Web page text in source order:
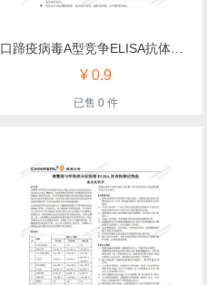
口蹄疫病毒A型竞争ELISA抗体检测试剂盒（纳百）
¥ 0.9
已售 0 件